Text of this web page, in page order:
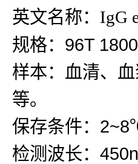
英文名称：IgG
规格：96T
样本：血清、
等。
保存条件：
检测波长：